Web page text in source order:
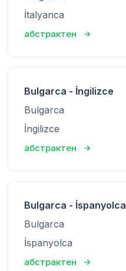
İtalyanca
абстрактен
Bulgarca - İngilizce
Bulgarca
İngilizce
абстрактен
Bulgarca - İspanyolca
Bulgarca
İspanyolca
абстрактен